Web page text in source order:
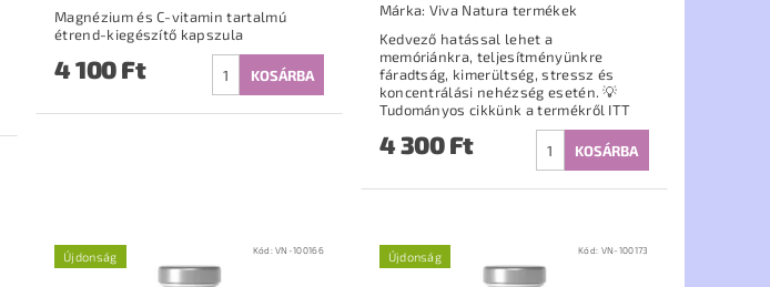
Magnézium és C-vitamin tartalmú
4 100 Ft
Márka: Viva Natura termékek
Kedvező hatással lehet a
memóriánkra, teljesítményünkre
fáradtság, kimerültség, stressz és
koncentrálási nehézség esetén. 💡
4 300 Ft
Újdonság Kód:VN-100166 Újdonság Kód: VN-100173